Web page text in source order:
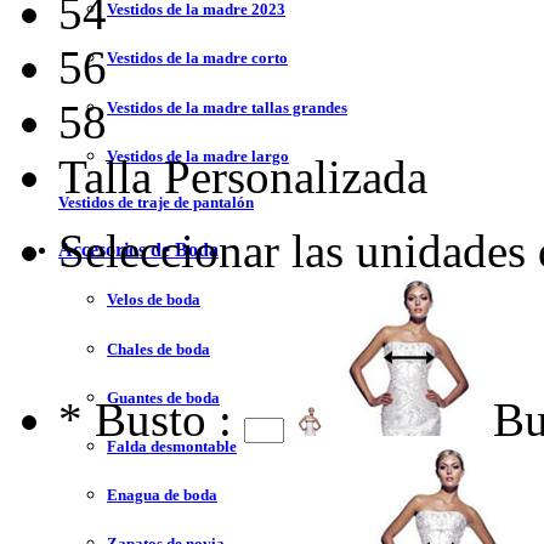
Vestidos de la madre 2023
Vestidos de la madre corto
Vestidos de la madre tallas grandes
Vestidos de la madre largo
Vestidos de traje de pantalón
Accesorios de Boda
Velos de boda
Chales de boda
Guantes de boda
Falda desmontable
Enagua de boda
54
56
58
Talla Personalizada
Seleccionar las
* Busto :